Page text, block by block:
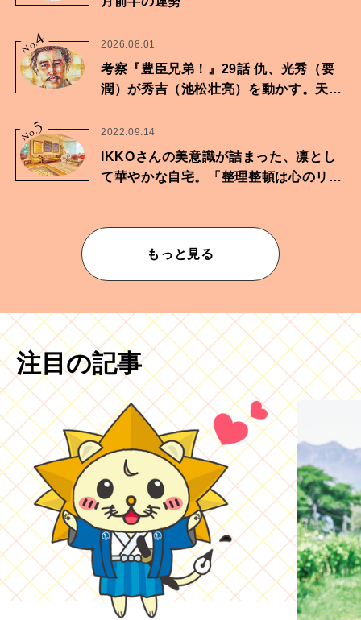
No.
4 2026.08.01
考察『豊臣兄弟！』29話 仇、光秀（要
潤）が秀吉（池松壮亮）を動かす。天下
No.
5 2022.09.14
IKKOさんの美意識が詰まった、凛とし
て華やかな自宅。「整理整頓は心のリズ
もっと見る
注目の記事